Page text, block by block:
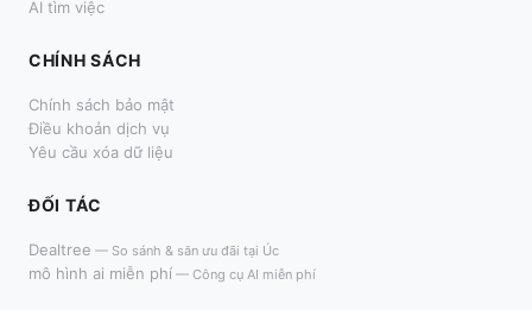
AI tìm việc
CHÍNH SÁCH
Chính sách bảo mật
Điều khoản dịch vụ
Yêu cầu xóa dữ liệu
ĐỐI TÁC
Dealtree — So sánh & săn ưu đãi tại Úc
mô hình ai miễn phí — Công cụ AI miễn phí